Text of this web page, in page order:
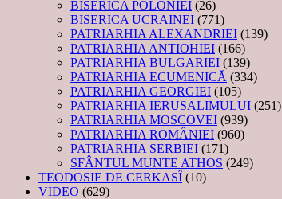
BISERICA POLONIEI (26)
BISERICA UCRAINEI (771)
PATRIARHIA ALEXANDRIEI (139)
PATRIARHIA ANTIOHIEI (166)
PATRIARHIA BULGARIEI (139)
PATRIARHIA ECUMENICĂ (334)
PATRIARHIA GEORGIEI (105)
PATRIARHIA IERUSALIMULUI (251)
PATRIARHIA MOSCOVEI (939)
PATRIARHIA ROMÂNIEI (960)
PATRIARHIA SERBIEI (171)
SFÂNTUL MUNTE ATHOS (249)
TEODOSIE DE CERKASÎ (10)
VIDEO (629)